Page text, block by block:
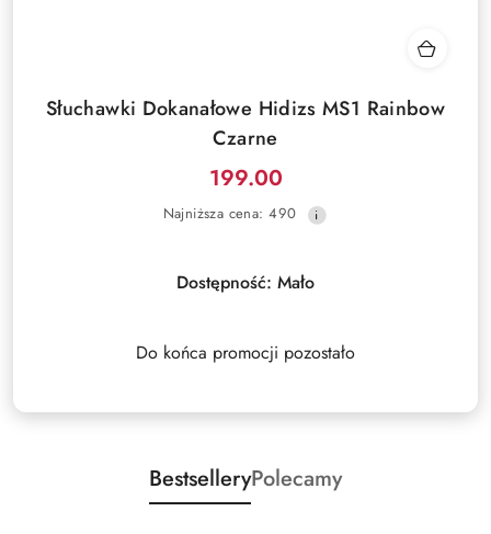
Słuchawki Dokanałowe Hidizs MS1 Rainbow
Czarne
Cena
promocyjna:
199.00
Najniższa
30
dni
Najniższa cena: 490
Dostępność: Mało
Do końca promocji pozostało
BestselleryPolecamy